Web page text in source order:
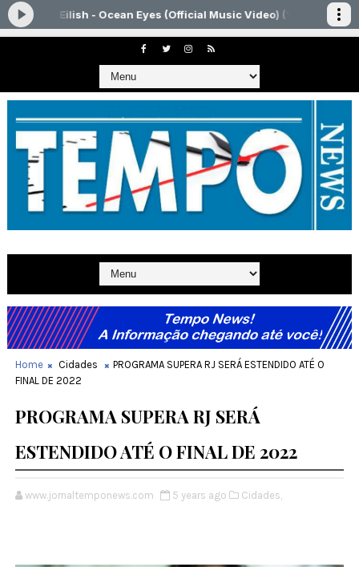
Home Cidades
PROGRAMA SUPERA RJ SERÁ ESTENDIDO ATÉ O
FINAL DE 2022
PROGRAMA SUPERA RJ SERÁ
ESTENDIDO ATÉ O FINAL DE 2022
www.jornaltemponews.com 5 years ago Cidades,